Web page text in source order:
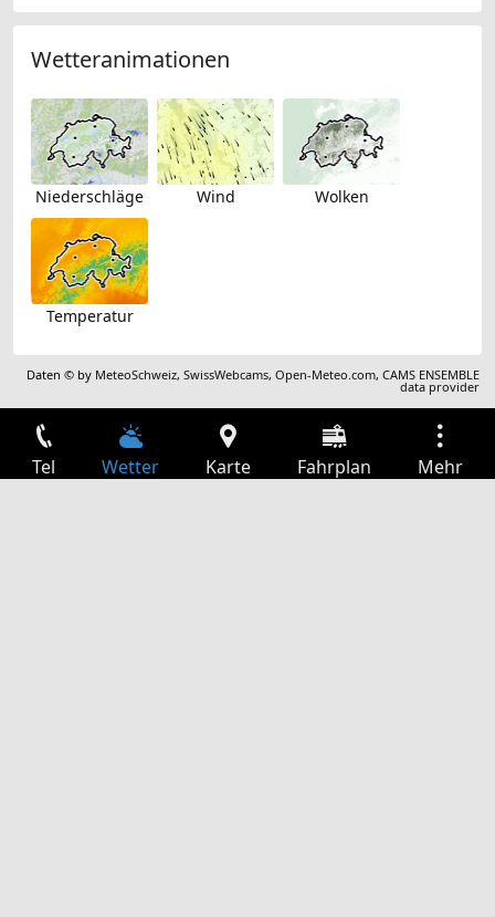
Wetteranimationen
Niederschläge Wind Wolken
Temperatur
Daten © by MeteoSchweiz,SwissWebcams,Open-Meteo.com,CAMS ENSEMBLE
data provider
Tel Wetter Karte Fahrplan Mehr